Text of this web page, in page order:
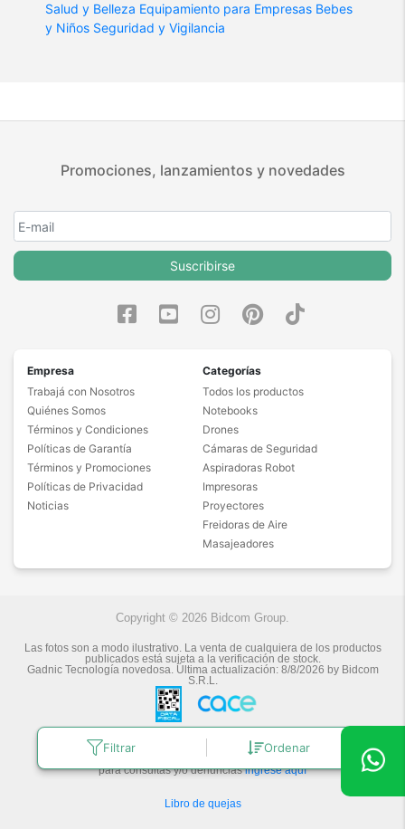
Filtrar Ordenar
Salud y Belleza Equipamiento para Empresas Bebes
y Niños Seguridad y Vigilancia
Promociones, lanzamientos y novedades
Suscribirse
Empresa
Trabajá con Nosotros
Quiénes Somos
Términos y Condiciones
Políticas de Garantía
Términos y Promociones
Políticas de Privacidad
Noticias
Categorías
Todos los productos
Notebooks
Drones
Cámaras de Seguridad
Aspiradoras Robot
Impresoras
Proyectores
Freidoras de Aire
Masajeadores
Copyright © 2026 Bidcom Group.
Las fotos son a modo ilustrativo. La venta de cualquiera de los productos
publicados está sujeta a la verificación de stock.
Gadnic Tecnología novedosa.Última actualización: 8/8/2026 by Bidcom
S.R.L.
Botón de arrepentimiento
Defensa de las y los Consumidores
para consultas y/o denunciasingrese aquí
Libro de quejas